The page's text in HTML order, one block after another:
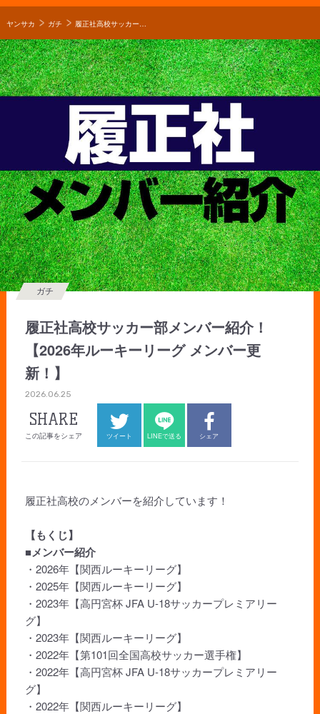
ヤンサカ ガチ 履正社高校サッカー部メンバー紹介！【2026年ルーキーリーグ メンバー更新！】
履正社高校サッカー部メンバー紹介！
【2026年ルーキーリーグ メンバー更
新！】
ガチ
2026.06.25
SHARE
この記事をシェア ツイート LINEで送る シェア
履正社高校のメンバーを紹介しています！
【もくじ】
■メンバー紹介
・2026年【関西ルーキーリーグ】
・2025年【関西ルーキーリーグ】
・2023年【高円宮杯 JFA U-18サッカープレミアリー
グ】
・2023年【関西ルーキーリーグ】
・2022年【第101回全国高校サッカー選手権】
・2022年【高円宮杯 JFA U-18サッカープレミアリー
グ】
・2022年【関西ルーキーリーグ】